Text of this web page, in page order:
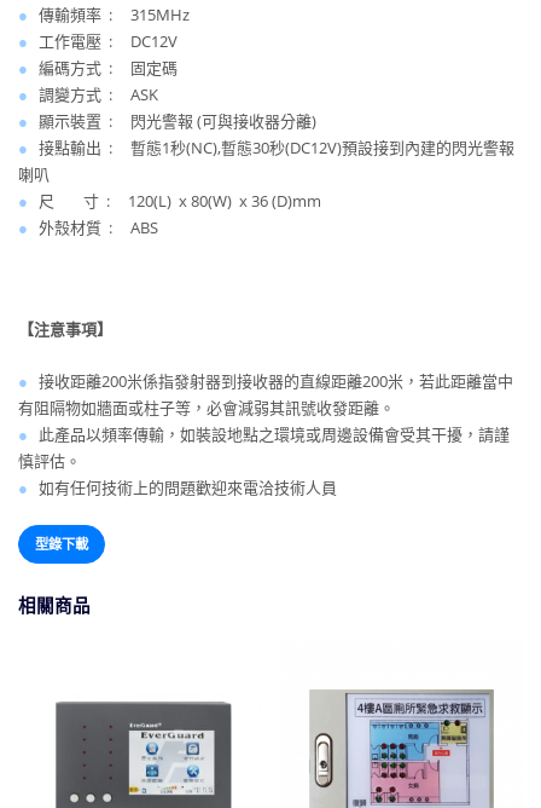
● 傳輸頻率 : 315MHz
● 工作電壓 : DC12V
● 編碼方式 : 固定碼
● 調變方式 : ASK
● 顯示裝置 : 閃光警報 (可與接收器分離)
● 接點輸出 : 暫態1秒(NC),暫態30秒(DC12V)預設接到內建的閃光警報
喇叭
● 尺 寸 : 120(L) x 80(W) x 36 (D)mm
● 外殼材質 : ABS
【注意事項】
● 接收距離200米係指發射器到接收器的直線距離200米，若此距離當中
有阻隔物如牆面或柱子等，必會減弱其訊號收發距離。
● 此產品以頻率傳輸，如裝設地點之環境或周邊設備會受其干擾，請謹
慎評估。
● 如有任何技術上的問題歡迎來電洽技術人員
型錄下載
相關商品